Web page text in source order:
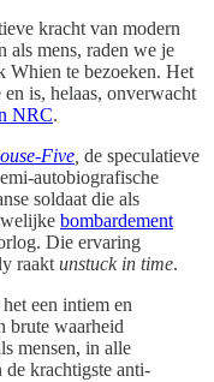
kracht van modern
als mens, raden we je
Whien te bezoeken. Het
is, helaas, onverwacht
NRC.
Five de speculatieve
autobiografische
soldaat die als
bombardement
Die ervaring
raakt unstuck in time.
een intiem en
brute waarheid
mensen, in alle
de krachtigste anti-